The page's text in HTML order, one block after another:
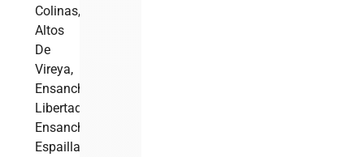
Colinas,
Altos
De
Vireya,
Ensanche
Libertad,
Ensanche
Espaillat,